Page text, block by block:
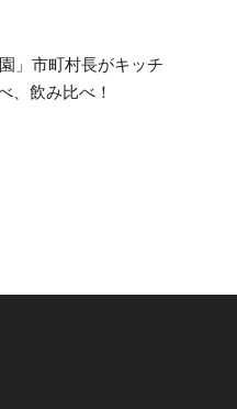
」市町村長がキッチ
、飲み比べ！